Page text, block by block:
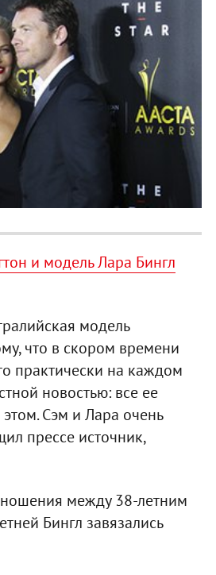
и модель Лара Бингл
модель
что в скором времени
практически на каждом
новостью: все ее
Сэм и Лара очень
прессе источник,
между 38-летним
Бингл завязались